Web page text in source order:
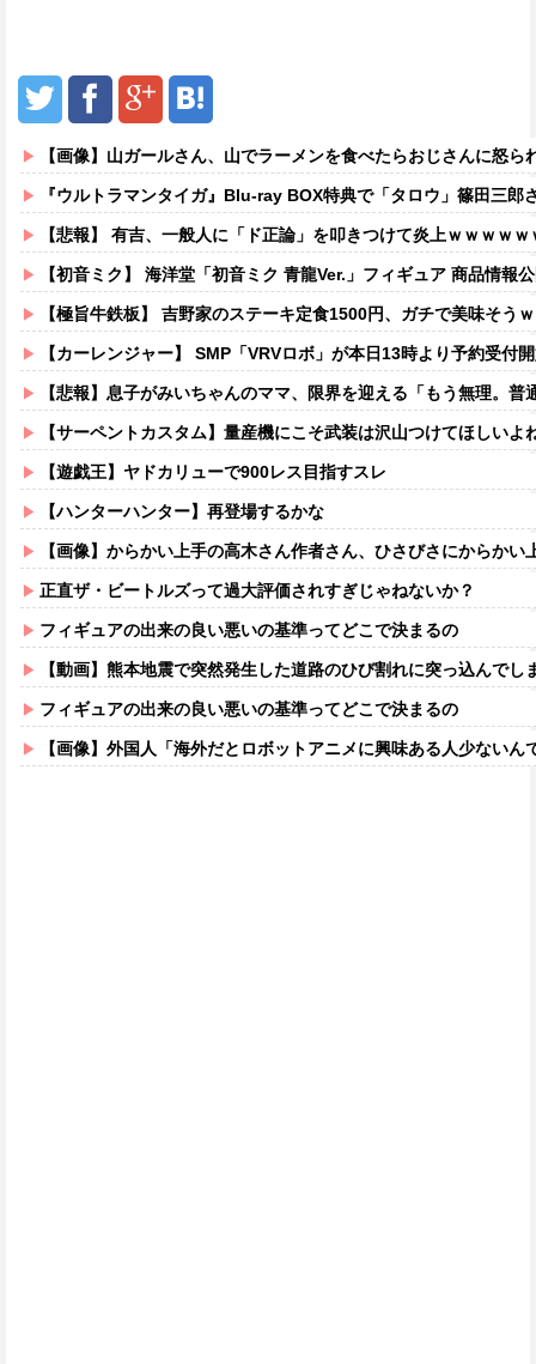
【画像】山ガールさん、山でラーメンを食べたらおじさんに怒ら
『ウルトラマンタイガ』Blu-ray BOX特典で「タロウ」篠田三郎さん×「タ
【悲報】 有吉、一般人に「ド正論」を叩きつけて炎上ｗｗｗｗｗ
【初音ミク】 海洋堂「初音ミク 青龍Ver.」フィギュア 商品情報
【極旨牛鉄板】 吉野家のステーキ定食1500円、ガチで美味そう
【カーレンジャー】 SMP「VRVロボ」が本日13時より予約受付開始！！プ
【悲報】息子がみいちゃんのママ、限界を迎える「もう無理。普通の家庭を築き
【サーペントカスタム】量産機にこそ武装は沢山つけてほしいよ
【遊戯王】ヤドカリューで900レス目指すスレ
【ハンターハンター】再登場するかな
【画像】からかい上手の高木さん作者さん、ひさびさにからかい上手の高木
正直ザ・ビートルズって過大評価されすぎじゃねないか？
フィギュアの出来の良い悪いの基準ってどこで決まるの
【動画】熊本地震で突然発生した道路のひび割れに突っ込んでし
フィギュアの出来の良い悪いの基準ってどこで決まるの
【画像】外国人「海外だとロボットアニメに興味ある人少ないん